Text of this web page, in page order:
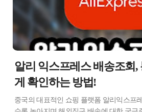
알리 익스프레스 배송조회,
게 확인하는 방법!
중국의 대표적인 쇼핑 플랫폼 알리익스프